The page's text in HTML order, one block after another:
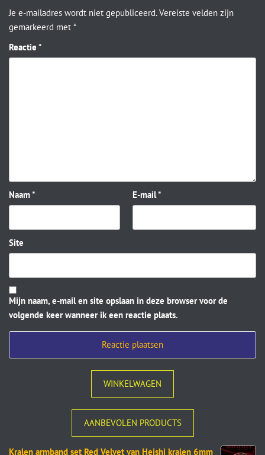
Je e-mailadres wordt niet gepubliceerd. Vereiste velden zijn
gemarkeerd met *
Reactie *
Naam* E-mail*
Site
Mijn naam, e-mail en site opslaan in deze browser voor de
volgende keer wanneer ik een reactie plaats.
WINKELWAGEN
AANBEVOLEN PRODUCTS
Kralen armband set Red Velvet van Heishi kralen 6mm